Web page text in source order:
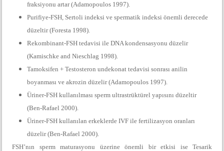
fraksiyonu artar (Adamopoulos 1997).
Purifiye-FSH, Sertoli indeksi ve spermatik indeksi önemli derecede
düzeltir (Foresta 1998).
Rekombinant-FSH tedavisi ile DNA kondensasyonu düzelir
(Kamischke and Nieschlag 1998).
Tamoksifen + Testosteron undekonat tedavisi sonrası anilin
boyanması ve akrozin düzelir (Adamopoulos 1997).
Üriner-FSH kullanılması sperm ultrastrüktürel yapısını düzeltir
(Ben-Rafael 2000).
Üriner-FSH kullanılan erkeklerde IVF ile fertilizasyon oranları
düzelir (Ben-Rafael 2000).
FSH’nın sperm maturasyonu üzerine önemli bir etkisi ise Tesarik